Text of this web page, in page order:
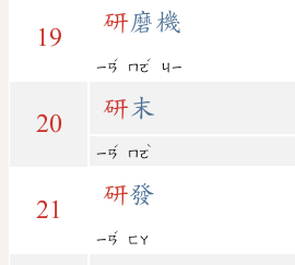
19
研磨機
ㄧㄢ
ˊ
ㄇㄛ
ˊ
ㄐㄧ
20
研末
ㄧㄢ
ˊ
ㄇㄛ
ˋ
21
研發
ㄧㄢ
ˊ
ㄈㄚ